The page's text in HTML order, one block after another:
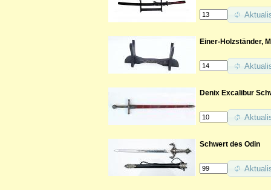
Einer-Holzständer,
Denix Excalibur
Schwert des Odin